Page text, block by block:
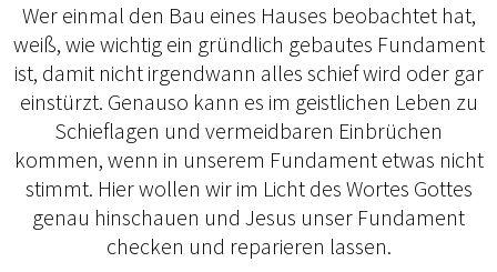
Wer einmal den Bau eines Hauses beobachtet hat,
weiß, wie wichtig ein gründlich gebautes Fundament
ist, damit nicht irgendwann alles schief wird oder gar
einstürzt. Genauso kann es im geistlichen Leben zu
Schieflagen und vermeidbaren Einbrüchen
kommen, wenn in unserem Fundament etwas nicht
stimmt. Hier wollen wir im Licht des Wortes Gottes
genau hinschauen und Jesus unser Fundament
checken und reparieren lassen.